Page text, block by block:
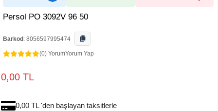
Persol PO 3092V 96 50
Barkod : 8056597995474
(0) YorumYorum Yap
0,00 TL
0,00 TL 'den başlayan taksitlerle